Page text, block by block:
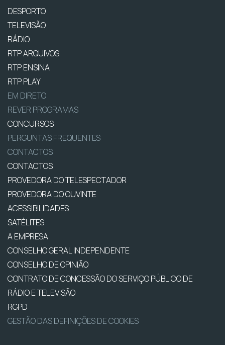
DESPORTO
TELEVISÃO
RÁDIO
RTP ARQUIVOS
RTP ENSINA
RTP PLAY
EM DIRETO
REVER PROGRAMAS
CONCURSOS
PERGUNTAS FREQUENTES
CONTACTOS
CONTACTOS
PROVEDORA DO TELESPECTADOR
PROVEDORA DO OUVINTE
ACESSIBILIDADES
SATÉLITES
A EMPRESA
CONSELHO GERAL INDEPENDENTE
CONSELHO DE OPINIÃO
CONTRATO DE CONCESSÃO DO SERVIÇO PÚBLICO DE
RÁDIO E TELEVISÃO
RGPD
GESTÃO DAS DEFINIÇÕES DE COOKIES